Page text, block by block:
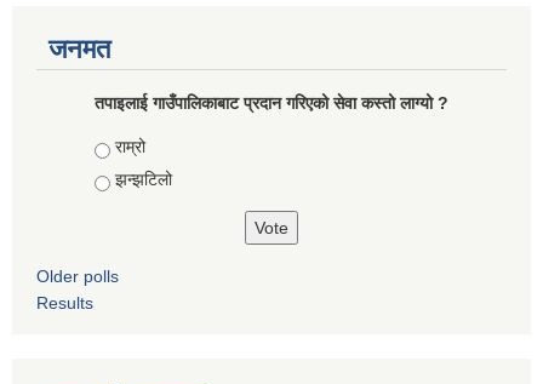
जनमत
तपाइलाई गाउँपालिकाबाट प्रदान गरिएको सेवा कस्तो लाग्यो ?
Choices
राम्रो
झन्झटिलो
Older polls
Results